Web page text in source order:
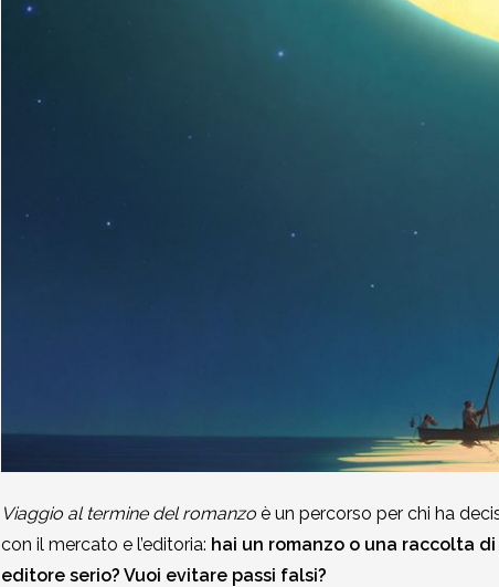
Viaggio al termine del romanzo è un percorso per chi ha
con il mercato e l’editoria: hai un romanzo o una raccolta
editore serio? Vuoi evitare passi falsi?